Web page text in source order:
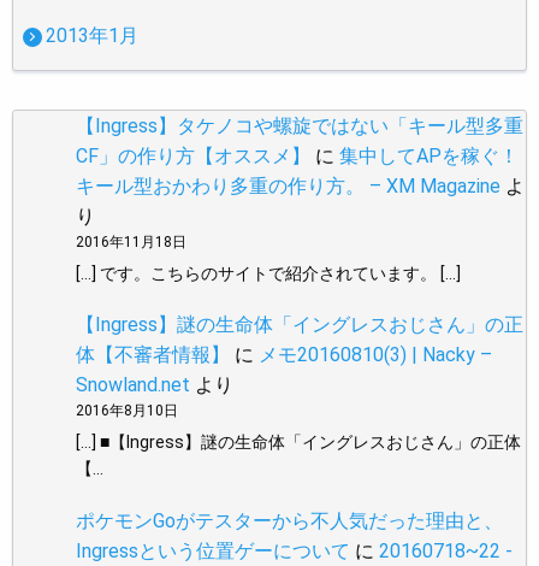
2013年1月
【Ingress】タケノコや螺旋ではない「キール型多重
CF」の作り方【オススメ】
に 集中してAPを稼ぐ！
キール型おかわり多重の作り方。 – XM Magazine よ
り
2016年11月18日
[…] です。こちらのサイトで紹介されています。 […]
【Ingress】謎の生命体「イングレスおじさん」の正
体【不審者情報】
に メモ20160810(3) | Nacky –
Snowland.net より
2016年8月10日
[…] ■【Ingress】謎の生命体「イングレスおじさん」の正体
【…
ポケモンGoがテスターから不人気だった理由と、
Ingressという位置ゲーについて に 20160718~22 -